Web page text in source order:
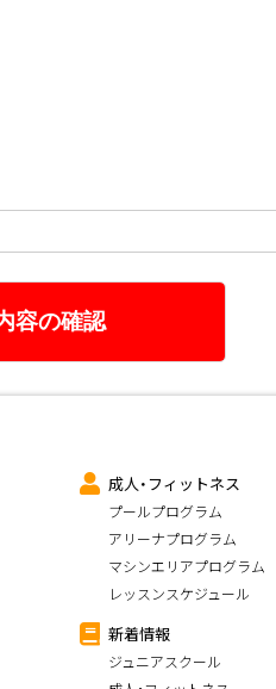
成人・フィットネス
プールプログラム
アリーナプログラム
マシンエリアプログラム
レッスンスケジュール
新着情報
ジュニアスクール